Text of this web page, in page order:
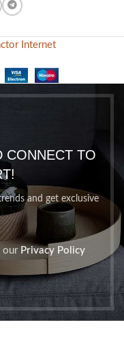
Internet
CONNECT TO
and get exclusive
our Privacy Policy